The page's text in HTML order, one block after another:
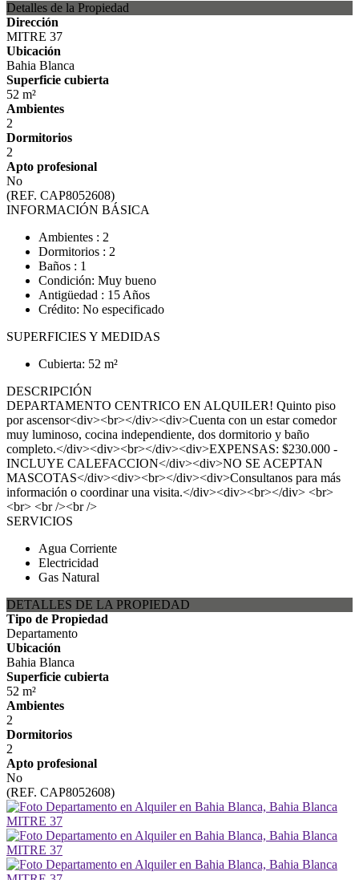
Detalles de la Propiedad
Dirección
MITRE 37
Ubicación
Bahia Blanca
Superficie cubierta
52 m²
Ambientes
2
Dormitorios
2
Apto profesional
No
(REF. CAP8052608)
INFORMACIÓN BÁSICA
Ambientes : 2
Dormitorios : 2
Baños : 1
Condición: Muy bueno
Antigüedad : 15 Años
Crédito: No especificado
SUPERFICIES Y MEDIDAS
Cubierta: 52 m²
DESCRIPCIÓN
DEPARTAMENTO CENTRICO EN ALQUILER! Quinto piso
por ascensor<div><br></div><div>Cuenta con un estar comedor
muy luminoso, cocina independiente, dos dormitorio y baño
completo.</div><div><br></div><div>EXPENSAS: $230.000 -
INCLUYE CALEFACCION</div><div>NO SE ACEPTAN
MASCOTAS</div><div><br></div><div>Consultanos para más
información o coordinar una visita.</div><div><br></div> <br>
<br> <br /><br />
SERVICIOS
Agua Corriente
Electricidad
Gas Natural
DETALLES DE LA PROPIEDAD
Tipo de Propiedad
Departamento
Ubicación
Bahia Blanca
Superficie cubierta
52 m²
Ambientes
2
Dormitorios
2
Apto profesional
No
(REF. CAP8052608)